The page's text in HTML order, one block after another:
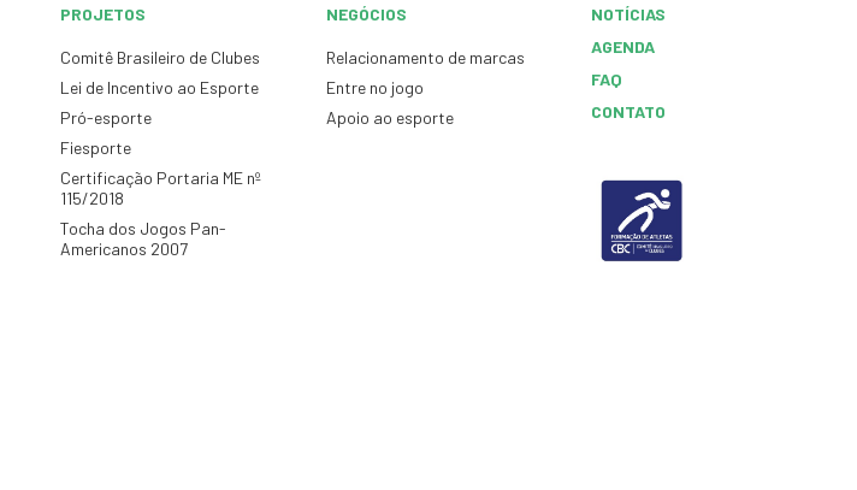
PROJETOS
Comitê Brasileiro de Clubes
Lei de Incentivo ao Esporte
Pró-esporte
Fiesporte
Certificação Portaria ME nº
115/2018
Tocha dos Jogos Pan-
Americanos 2007
NEGÓCIOS
Relacionamento de marcas
Entre no jogo
Apoio ao esporte
NOTÍCIAS
AGENDA
FAQ
CONTATO